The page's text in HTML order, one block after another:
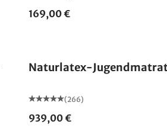
169,00 €
Naturlatex-
(266)
939,00 €